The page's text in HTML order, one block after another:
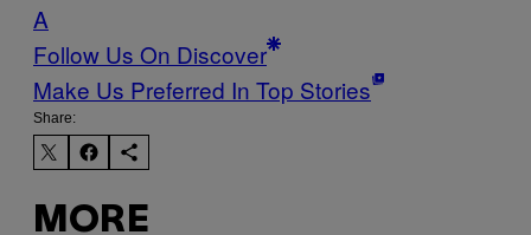
A
Follow Us On Discover
Make Us Preferred In Top Stories
Share:
MORE